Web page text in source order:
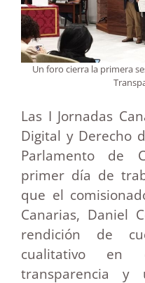
Un foro cierra la primera
Las I Jornadas
Digital y Derecho
Parlamento de
primer día de
que el
Canarias, Daniel
rendición de
cualitativo
transparencia y